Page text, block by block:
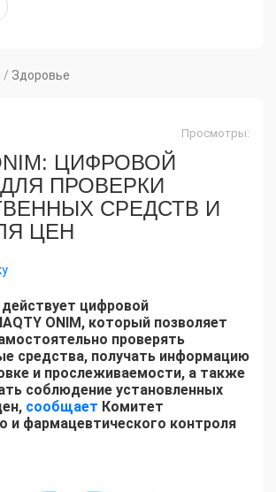
/ Здоровье
Просмотры:
ЦИФРОВОЙ
ПРОВЕРКИ
СРЕДСТВ И
ЦЕН
действует цифровой
ONIM, который позволяет
проверять
средства, получать информацию
и прослеживаемости, а также
соблюдение установленных
сообщает Комитет
и фармацевтического контроля